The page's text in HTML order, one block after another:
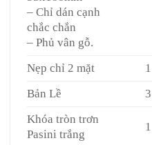
– Chỉ dán cạnh
chắc chắn
– Phủ vân gỗ.
Nẹp chỉ 2 mặt 1
Bản Lề
3
Khóa tròn trơn
Pasini trắng
1